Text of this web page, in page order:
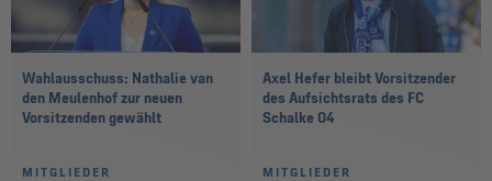
Wahlausschuss: Nathalie van
den Meulenhof zur neuen
Vorsitzenden gewählt
MITGLIEDER
Axel Hefer bleibt Vorsitzender
des Aufsichtsrats des FC
Schalke 04
MITGLIEDER